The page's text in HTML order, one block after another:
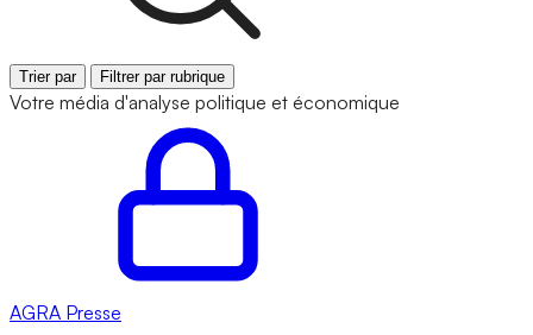
Trier par Filtrer par rubrique
Votre média d'analyse politique et économique
AGRA Presse